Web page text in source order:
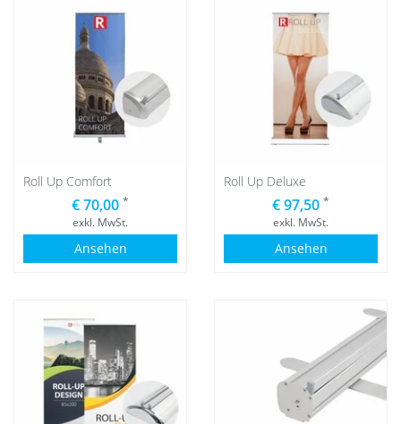
Roll Up Comfort
€ 70,00 *
exkl. MwSt.
Ansehen
Roll Up Deluxe
€ 97,50 *
exkl. MwSt.
Ansehen